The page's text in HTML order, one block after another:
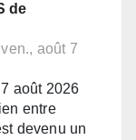
de
août 7
août 2026
entre
devenu un